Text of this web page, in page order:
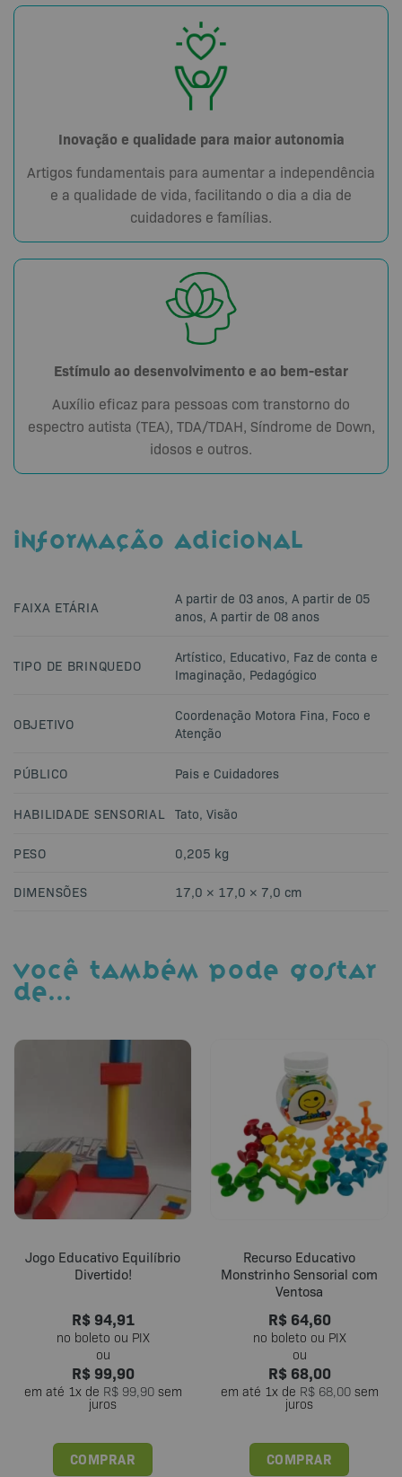
Inovação e qualidade para maior autonomia
Artigos fundamentais para aumentar a independência
e a qualidade de vida, facilitando o dia a dia de
cuidadores e famílias.
Estímulo ao desenvolvimento e ao bem-estar
Auxílio eficaz para pessoas com transtorno do
espectro autista (TEA), TDA/TDAH, Síndrome de Down,
idosos e outros.
INFORMAÇÃO ADICIONAL
FAIXA ETÁRIA A partir de 03 anos, A partir de 05
anos, A partir de 08 anos
TIPO DE BRINQUEDO Artístico, Educativo, Faz de conta e
Imaginação, Pedagógico
OBJETIVO Coordenação Motora Fina, Foco e
Atenção
PÚBLICO Pais e Cuidadores
HABILIDADE SENSORIAL Tato, Visão
PESO 0,205 kg
DIMENSÕES 17,0 × 17,0 × 7,0 cm
VOCÊ TAMBÉM PODE GOSTAR
DE…
Jogo Educativo Equilíbrio
Divertido!
R$94,91
R$99,90
em até 1x de R$99,90sem
juros
COMPRAR
Recurso Educativo
Monstrinho Sensorial com
Ventosa
R$64,60
R$68,00
em até 1x de R$68,00sem
juros
COMPRAR